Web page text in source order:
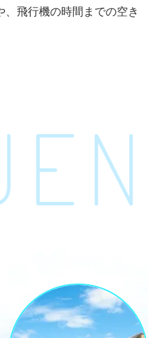
飛行機の時間までの空き